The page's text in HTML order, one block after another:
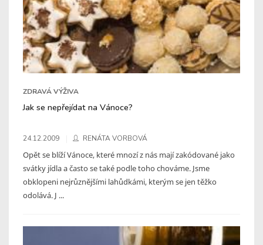
ZDRAVÁ VÝŽIVA
Jak se nepřejídat na Vánoce?
24.12.2009 RENÁTA VORBOVÁ
Opět se blíží Vánoce, které mnozí z nás mají zakódované jako
svátky jídla a často se také podle toho chováme. Jsme
obklopeni nejrůznějšími lahůdkámi, kterým se jen těžko
odolává. J ...